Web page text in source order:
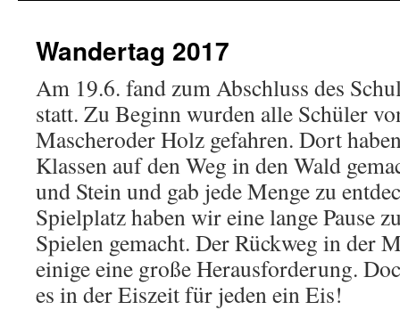
Wandertag 2017
Am 19.6. fand zum Abschluss des
statt. Zu Beginn wurden alle Schüler
Mascheroder Holz gefahren. Dort
Klassen auf den Weg in den Wald
und Stein und gab jede Menge zu
Spielplatz haben wir eine lange Pause
Spielen gemacht. Der Rückweg in der
einige eine große Herausforderung.
es in der Eiszeit für jeden ein Eis!